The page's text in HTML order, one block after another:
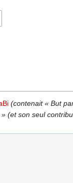
(contenait « But
» (et son seul